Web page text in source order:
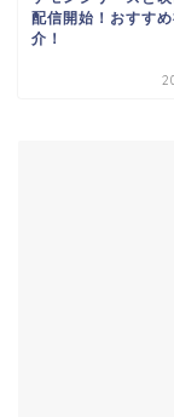
配信開始！おすす
介！